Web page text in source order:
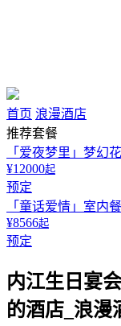
首页 浪漫酒店
推荐套餐
「爱夜梦里」梦幻
¥12000起
预定
「童话爱情」室内
¥8566起
预定
内江生日宴
的酒店_浪漫